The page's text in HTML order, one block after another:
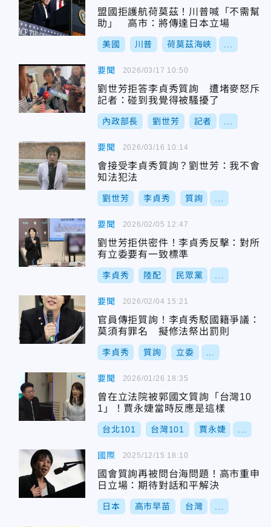
盟國拒護航荷莫茲！川普喊「不需幫
助」 高市：將傳達日本立場
美國 川普 荷莫茲海峽
要聞
劉世芳拒答李貞秀質詢 遭堵麥怒斥
記者：碰到我覺得被騷擾了
內政部長 劉世芳 記者
2026/03/17 10:50
要聞
會接受李貞秀質詢？劉世芳：我不會
知法犯法
劉世芳 李貞秀 質詢
2026/03/16 10:14
要聞
劉世芳拒供密件！李貞秀反擊：對所
有立委要有一致標準
李貞秀 陸配 民眾黨
2026/02/05 12:47
要聞
官員傳拒質詢！李貞秀駁國籍爭議：
莫須有罪名 擬修法祭出罰則
李貞秀 質詢 立委
2026/02/04 15:21
要聞
曾在立法院被郭國文質詢「台灣10
1」！賈永婕當時反應是這樣
台北101 台灣101 賈永婕
2026/01/26 18:35
國際
國會質詢再被問台海問題！高市重申
日立場：期待對話和平解決
日本 高市早苗 台灣
2025/12/15 18:10